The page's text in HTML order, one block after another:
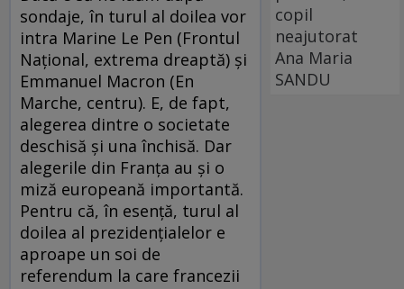
sondaje, în turul al doilea vor
intra Marine Le Pen (Frontul
Naţional, extrema dreaptă) şi
Emmanuel Macron (En
Marche, centru). E, de fapt,
alegerea dintre o societate
deschisă şi una închisă. Dar
alegerile din Franţa au şi o
miză europeană importantă.
Pentru că, în esenţă, turul al
doilea al prezidenţialelor e
aproape un soi de
referendum la care francezii
copil
neajutorat
Ana Maria
SANDU